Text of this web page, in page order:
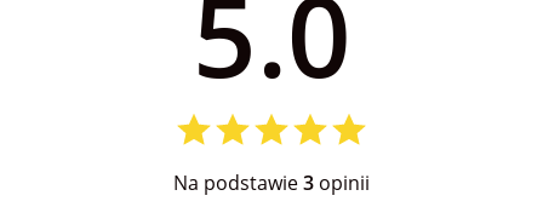
5.0
Na podstawie3 opinii